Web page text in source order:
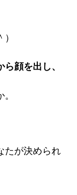
ら顔を出し、
たが決められ